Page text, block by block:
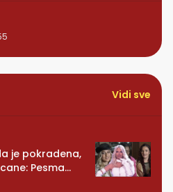
Vidi sve
je pokradena,
Pesma